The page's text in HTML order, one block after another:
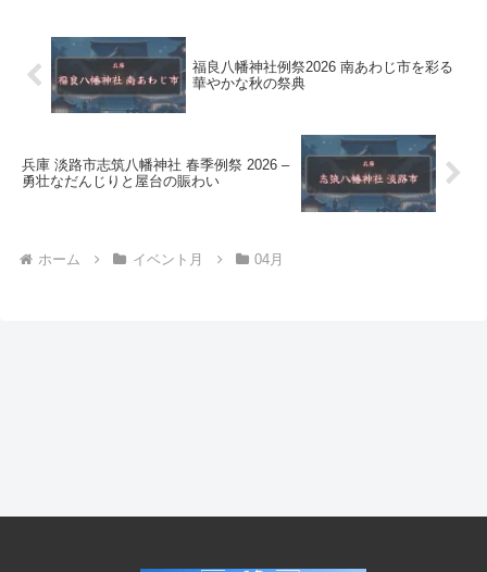
福良八幡神社例祭2026 南あわじ市を彩る
華やかな秋の祭典
兵庫 淡路市志筑八幡神社 春季例祭 2026 –
勇壮なだんじりと屋台の賑わい
ホーム イベント月 04月